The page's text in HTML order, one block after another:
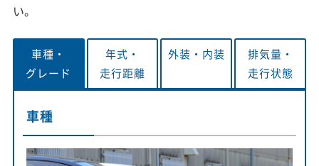
い。
車種・
グレード
年式・
走行距離
外装・ 内装
排気量・
走行状態
車種